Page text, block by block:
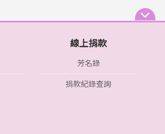
線上捐款
芳名錄
捐款紀錄查詢